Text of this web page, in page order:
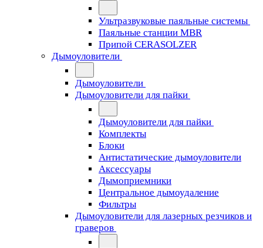
Ультразвуковые паяльные системы
Паяльные станции MBR
Припой CERASOLZER
Дымоуловители
Дымоуловители
Дымоуловители для пайки
Дымоуловители для пайки
Комплекты
Блоки
Антистатические дымоуловители
Аксессуары
Дымоприемники
Центральное дымоудаление
Фильтры
Дымоуловители для лазерных резчиков и
граверов